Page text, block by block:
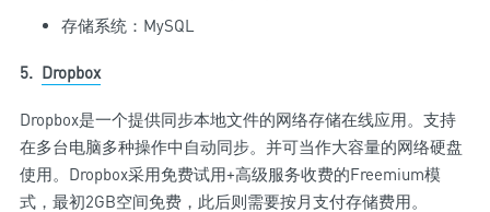
存储系统：MySQL
5. Dropbox
Dropbox是一个提供同步本地文件的网络存储在线应用。支持
在多台电脑多种操作中自动同步。并可当作大容量的网络硬盘
使用。Dropbox采用免费试用+高级服务收费的Freemium模
式，最初2GB空间免费，此后则需要按月支付存储费用。